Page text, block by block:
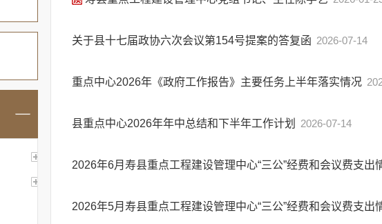
关于县十七届政协六次会议第154号提案的答复函 2026-07-14
重点中心2026年《政府工作报告》主要任务上半年落实情况
县重点中心2026年年中总结和下半年工作计划 2026-07-14
2026年6月寿县重点工程建设管理中心“三公”经费和会议费支出
2026年5月寿县重点工程建设管理中心“三公”经费和会议费支出